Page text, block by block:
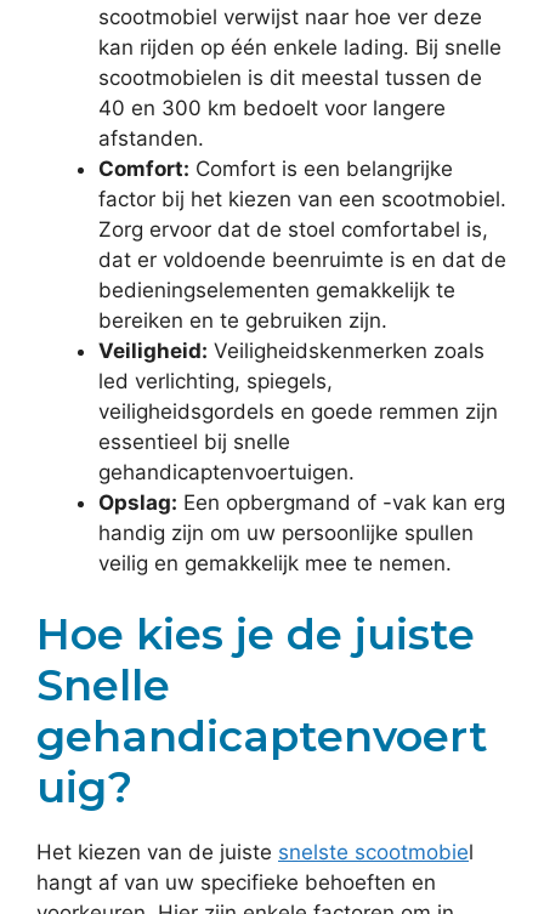
scootmobiel verwijst naar hoe ver deze
kan rijden op één enkele lading. Bij snelle
scootmobielen is dit meestal tussen de
40 en 300 km bedoelt voor langere
afstanden.
Comfort: Comfort is een belangrijke
factor bij het kiezen van een scootmobiel.
Zorg ervoor dat de stoel comfortabel is,
dat er voldoende beenruimte is en dat de
bedieningselementen gemakkelijk te
bereiken en te gebruiken zijn.
Veiligheid: Veiligheidskenmerken zoals
led verlichting, spiegels,
veiligheidsgordels en goede remmen zijn
essentieel bij snelle
gehandicaptenvoertuigen.
Opslag: Een opbergmand of -vak kan erg
handig zijn om uw persoonlijke spullen
veilig en gemakkelijk mee te nemen.
Hoe kies je de juiste
Snelle
gehandicaptenvoert
uig?
Het kiezen van de juiste snelste scootmobiel
hangt af van uw specifieke behoeften en